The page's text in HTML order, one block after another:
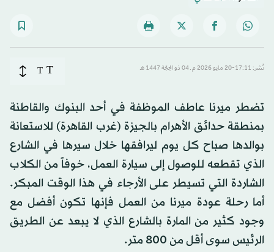
نُشر: 17:11-20 مايو 2026 م ـ 04 ذو الحِجّة 1447 هـ T
T
تضطر ميرنا عاطف الموظفة في أحد البنوك والقاطنة
بمنطقة حدائق الأهرام بالجيزة (غرب القاهرة) للاستعانة
بوالدها صباح كل يوم ليرافقها خلال سيرها في الشارع
الذي تقطعه للوصول إلى سيارة العمل، خوفاً من الكلاب
الشاردة التي تسيطر على الأرجاء في هذا الوقت المبكر.
أما رحلة عودة ميرنا من العمل فإنها تكون أفضل مع
وجود كثير من المارة بالشارع الذي لا يبعد عن الطريق
الرئيس سوى أقل من 800 متر.